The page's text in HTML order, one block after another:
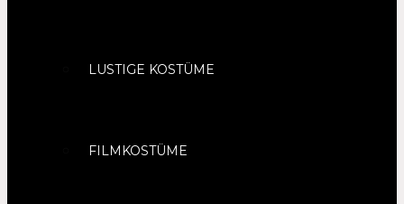
LUSTIGE KOSTÜME
FILMKOSTÜME